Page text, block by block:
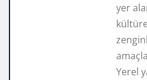
yer
Yerel